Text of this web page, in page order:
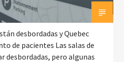
desbordadas y Quebec
de pacientes Las salas de
desbordadas, pero algunas